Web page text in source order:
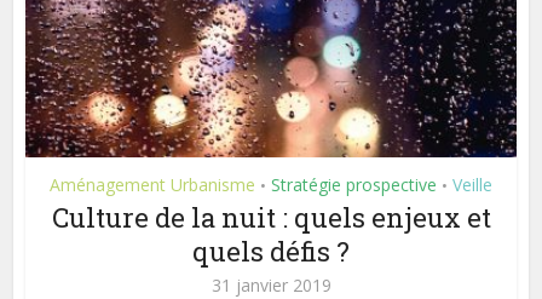
Aménagement Urbanisme • Stratégie prospective • Veille
Culture de la nuit : quels enjeux et
quels défis ?
31 janvier 2019